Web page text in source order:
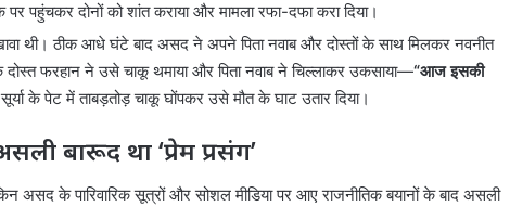
पहुंचकर दोनों को शांत कराया और मामला रफा-दफा करा दिया।
थी। ठीक आधे घंटे बाद असद ने अपने पिता नवाब और दोस्तों के साथ मिलकर नवनीत
फरहान ने उसे चाकू थमाया और पिता नवाब ने चिल्लाकर उकसाया—“आज इसकी
के पेट में ताबड़तोड़ चाकू घोंपकर उसे मौत के घाट उतार दिया।
बारूद था ‘प्रेम प्रसंग’
असद के पारिवारिक सूत्रों और सोशल मीडिया पर आए राजनीतिक बयानों के बाद असली